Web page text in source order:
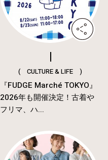
( CULTURE & LIFE )
『FUDGE Marché TOKYO』
2026年も開催決定！古着や
フリマ、ハ...